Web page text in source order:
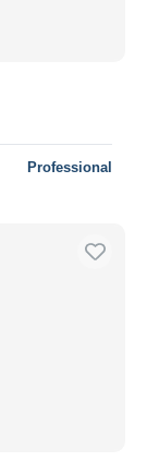
Professional